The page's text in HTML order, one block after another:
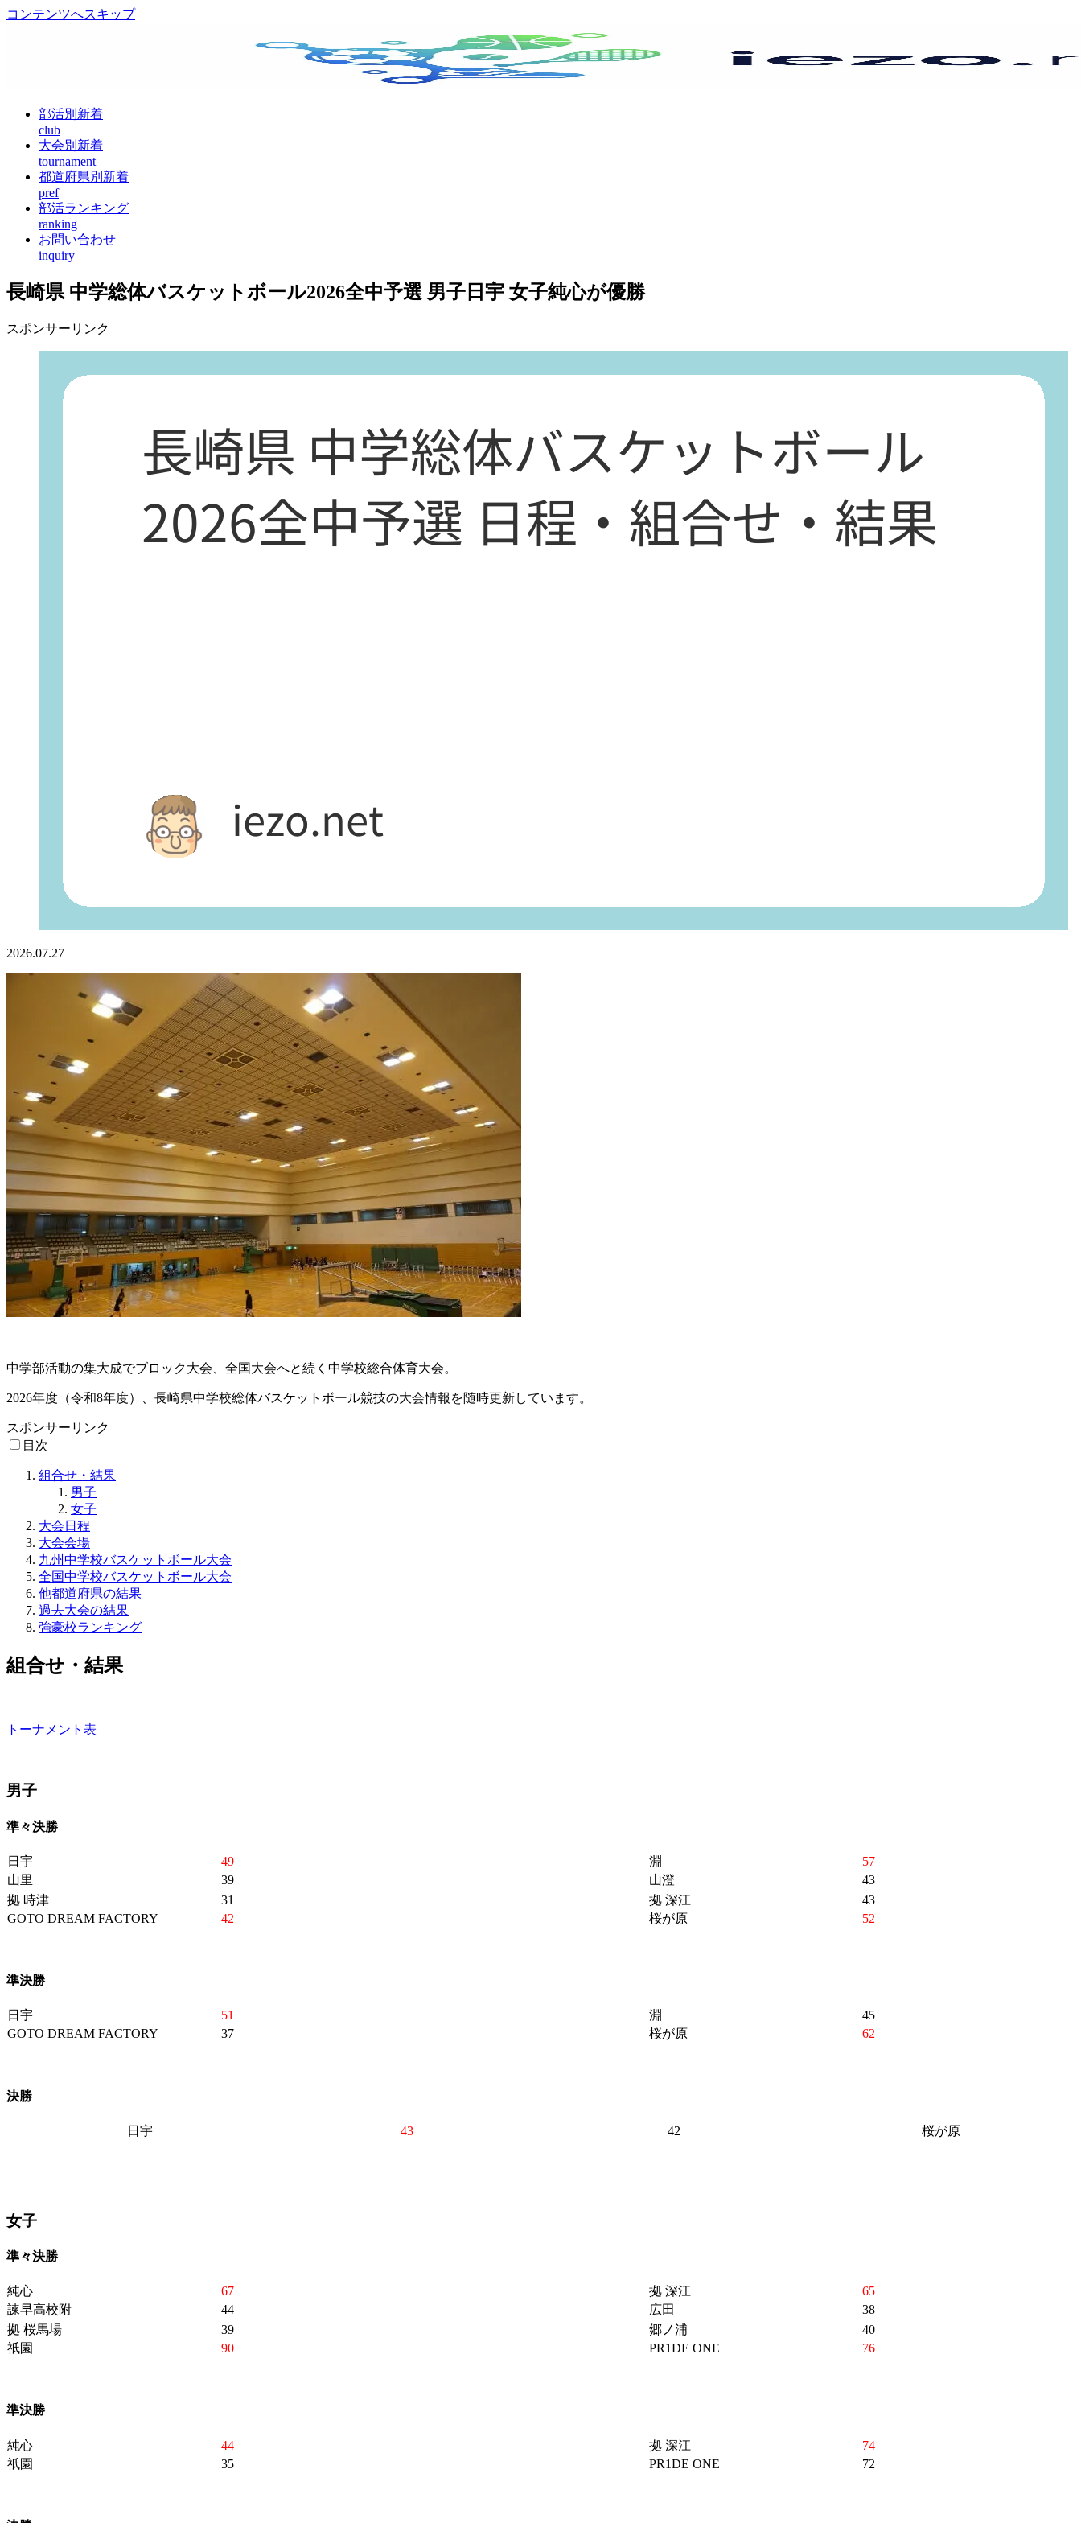
コンテンツへスキップ
部活別新着
club
大会別新着
tournament
都道府県別新着
pref
部活ランキング
ranking
お問い合わせ
inquiry
長崎県 中学総体バスケットボール2026全中予選 男子日宇 女子純心が優勝
スポンサーリンク
2026.07.27
中学部活動の集大成でブロック大会、全国大会へと続く中学校総合体育大会。
2026年度（令和8年度）、長崎県中学校総体バスケットボール競技の大会情報を随時更新しています。
スポンサーリンク
目次
組合せ・結果
男子
女子
大会日程
大会会場
九州中学校バスケットボール大会
全国中学校バスケットボール大会
他都道府県の結果
過去大会の結果
強豪校ランキング
組合せ・結果
トーナメント表
男子
準々決勝
日宇 49 淵
57
山里
39 山澄
43
拠 時津
31 拠 深江
43
GOTO DREAM FACTORY
42 桜が原 52
準決勝
日宇 51 淵
45
GOTO DREAM FACTORY
37 桜が原 62
決勝
日宇 43 42 桜が原
女子
準々決勝
純心 67 拠 深江
65
諫早高校附
44 広田
38
拠 桜馬場
39 郷ノ浦
40
祇園
90 PR1DE ONE 76
準決勝
純心 44 拠 深江
74
祇園
35 PR1DE ONE 72